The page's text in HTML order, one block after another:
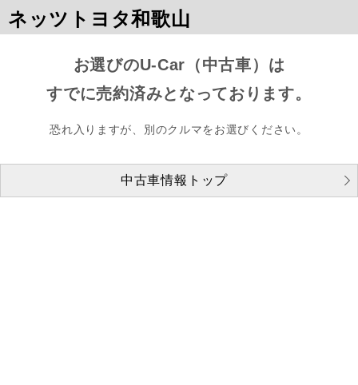
ネッツトヨタ和歌山
お選びのU-Car（中古車）は
すでに売約済みとなっております。
恐れ入りますが、別のクルマをお選びください。
中古車情報トップ